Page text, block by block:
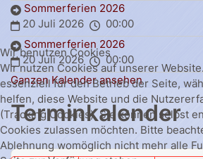
Sommerferien 2026
20 Juli 2026
00:00
Sommerferien 2026
20 Juli 2026
00:00
Ganzen Kalender ansehen
Terminkalender
Wir benutzen Cookies
Wir nutzen Cookies auf unserer
essenziell für den Betrieb der Seite,
helfen, diese Website und die
(Tracking Cookies). Sie können selbst
Cookies zulassen möchten. Bitte
Ablehnung womöglich nicht mehr alle